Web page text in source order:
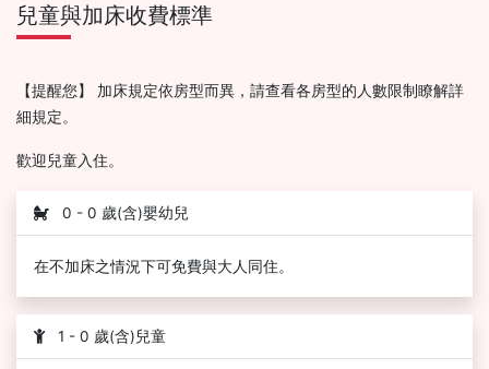
兒童與加床收費標準
【提醒您】 加床規定依房型而異，請查看各房型的人數限制瞭解詳
細規定。
歡迎兒童入住。
0 - 0 歲(含)嬰幼兒
在不加床之情況下可免費與大人同住。
1 - 0 歲(含)兒童